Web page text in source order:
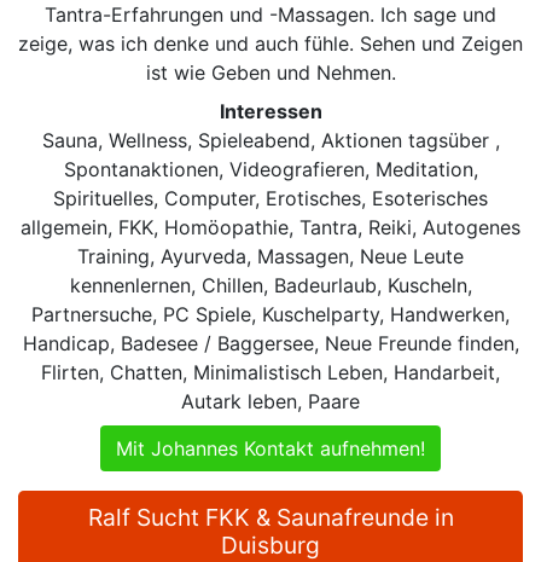
Tantra-Erfahrungen und -Massagen. Ich sage und
zeige, was ich denke und auch fühle. Sehen und Zeigen
ist wie Geben und Nehmen.
Interessen
Sauna, Wellness, Spieleabend, Aktionen tagsüber ,
Spontanaktionen, Videografieren, Meditation,
Spirituelles, Computer, Erotisches, Esoterisches
allgemein, FKK, Homöopathie, Tantra, Reiki, Autogenes
Training, Ayurveda, Massagen, Neue Leute
kennenlernen, Chillen, Badeurlaub, Kuscheln,
Partnersuche, PC Spiele, Kuschelparty, Handwerken,
Handicap, Badesee / Baggersee, Neue Freunde finden,
Flirten, Chatten, Minimalistisch Leben, Handarbeit,
Autark leben, Paare
Mit Johannes Kontakt aufnehmen!
Ralf Sucht FKK & Saunafreunde in
Duisburg